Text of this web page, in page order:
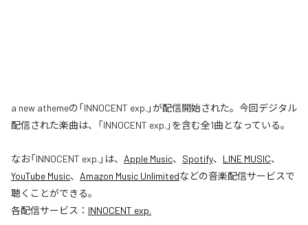
a new athemeの「INNOCENT exp.」が配信開始された。今回デジタル
配信された楽曲は、「INNOCENT exp.」を含む全1曲となっている。
なお「INNOCENT exp. 」は、 Apple Music、 Spotify、 LINE MUSIC、
YouTube Music、 Amazon Music Unlimitedなどの音楽配信サービスで
聴くことができる。
各配信サービス： INNOCENT exp.